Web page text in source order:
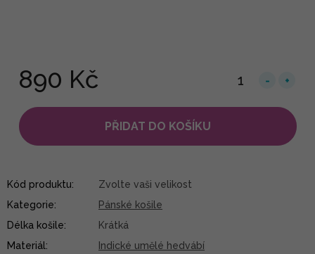
890 Kč
PŘIDAT DO KOŠÍKU
Kód produktu:
Zvolte vaši velikost
Kategorie:
Pánské košile
Délka košile:
Krátká
Materiál:
Indické umělé hedvábí